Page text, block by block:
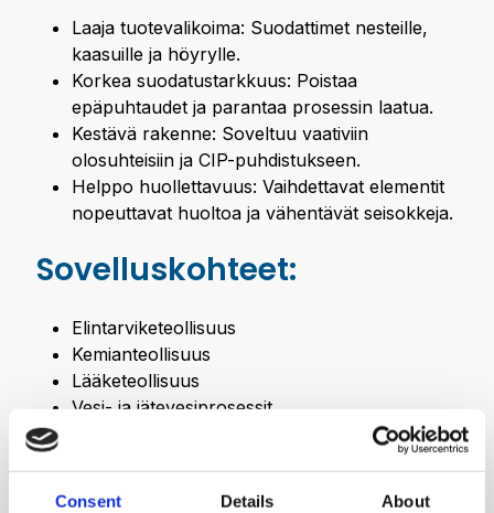
Consent Details About
Laaja tuotevalikoima: Suodattimet nesteille,
kaasuille ja höyrylle.
Korkea suodatustarkkuus: Poistaa
epäpuhtaudet ja parantaa prosessin laatua.
Kestävä rakenne: Soveltuu vaativiin
olosuhteisiin ja CIP-puhdistukseen.
Helppo huollettavuus: Vaihdettavat elementit
nopeuttavat huoltoa ja vähentävät seisokkeja.
Sovelluskohteet:
Elintarviketeollisuus
Kemianteollisuus
Lääketeollisuus
Vesi- ja jätevesiprosessit